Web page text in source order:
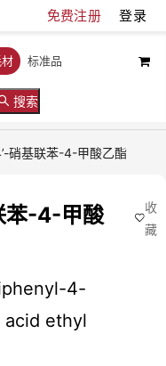
免费注册 登录
标准品
搜索
硝基联苯-4-甲酸乙酯
苯-4-甲酸
4-
acid ethyl
收
藏